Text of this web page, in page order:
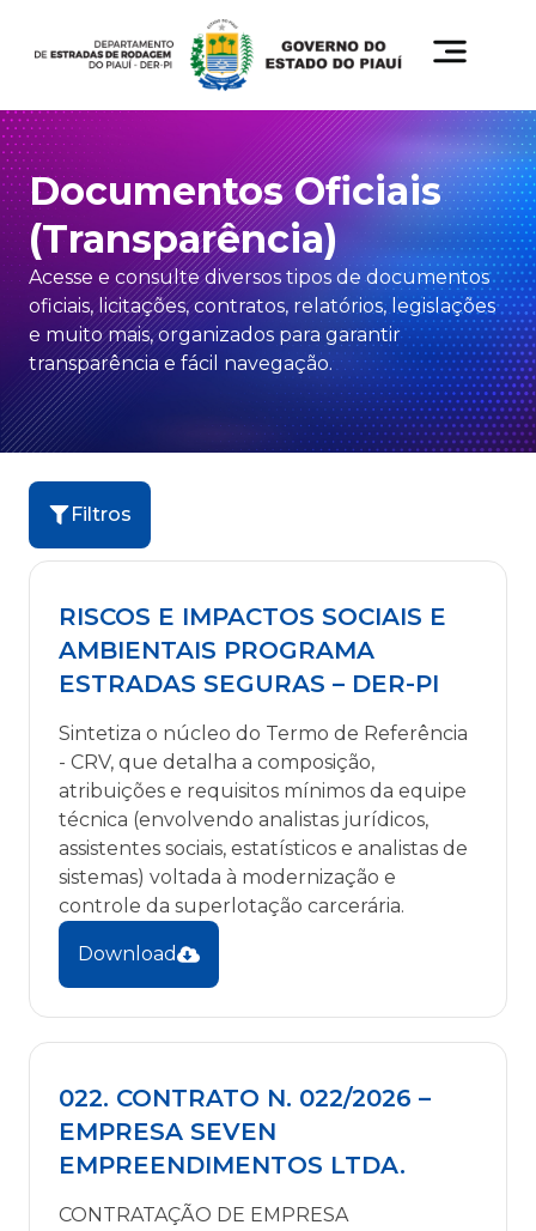
Documentos Oficiais
(Transparência)
Acesse e consulte diversos tipos de documentos
oficiais, licitações, contratos, relatórios, legislações
e muito mais, organizados para garantir
transparência e fácil navegação.
Filtros
RISCOS E IMPACTOS SOCIAIS E
AMBIENTAIS PROGRAMA
ESTRADAS SEGURAS – DER-PI
Sintetiza o núcleo do Termo de Referência
- CRV, que detalha a composição,
atribuições e requisitos mínimos da equipe
técnica (envolvendo analistas jurídicos,
assistentes sociais, estatísticos e analistas de
sistemas) voltada à modernização e
controle da superlotação carcerária.
Download
022. CONTRATO N. 022/2026 –
EMPRESA SEVEN
EMPREENDIMENTOS LTDA.
CONTRATAÇÃO DE EMPRESA